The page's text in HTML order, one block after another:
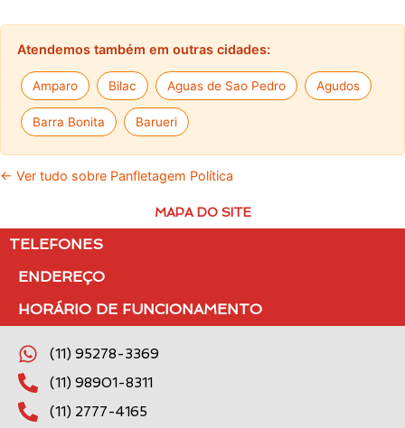
Atendemos também em outras cidades:
Amparo Bilac Aguas de Sao Pedro Agudos
Barra Bonita Barueri
← Ver tudo sobre Panfletagem Política
MAPA DO SITE
TELEFONES
ENDEREÇO
HORÁRIO DE FUNCIONAMENTO
(11) 95278-3369
(11) 98901-8311
(11) 2777-4165